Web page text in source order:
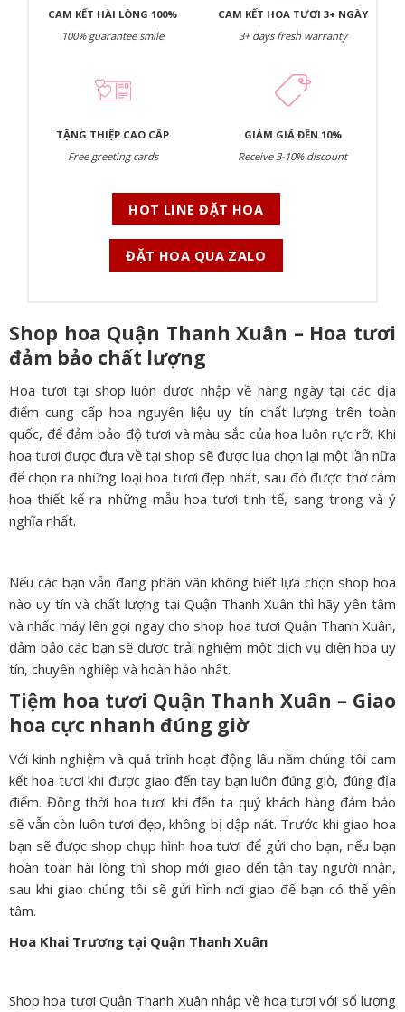
CAM KẾT HÀI LÒNG 100%
100% guarantee smile
CAM KẾT HOA TƯƠI 3+ NGÀY
3+ days fresh warranty
TẶNG THIỆP CAO CẤP
Free greeting cards
GIẢM GIÁ ĐẾN 10%
Receive 3-10% discount
HOT LINE ĐẶT HOA
ĐẶT HOA QUA ZALO
Shop hoa Quận Thanh Xuân – Hoa tươi
đảm bảo chất lượng
Hoa tươi tại shop luôn được nhập về hàng ngày tại các địa
điểm cung cấp hoa nguyên liệu uy tín chất lượng trên toàn
quốc, để đảm bảo độ tươi và màu sắc của hoa luôn rực rỡ. Khi
hoa tươi được đưa về tại shop sẽ được lụa chọn lại một lần nữa
để chọn ra những loại hoa tươi đẹp nhất, sau đó được thờ cắm
hoa thiết kế ra những mẫu hoa tươi tinh tế, sang trọng và ý
nghĩa nhất.
Nếu các bạn vẫn đang phân vân không biết lựa chọn shop hoa
nào uy tín và chất lượng tại Quận Thanh Xuân thì hãy yên tâm
và nhấc máy lên gọi ngay cho shop hoa tươi Quận Thanh Xuân,
đảm bảo các bạn sẽ được trải nghiệm một dịch vụ điện hoa uy
tín, chuyên nghiệp và hoàn hảo nhất.
Tiệm hoa tươi Quận Thanh Xuân – Giao
hoa cực nhanh đúng giờ
Với kinh nghiệm và quá trình hoạt động lâu năm chúng tôi cam
kết hoa tươi khi được giao đến tay bạn luôn đúng giờ, đúng địa
điểm. Đồng thời hoa tươi khi đến ta quý khách hàng đảm bảo
sẽ vẫn còn luôn tươi đẹp, không bị dập nát. Trước khi giao hoa
bạn sẽ được shop chụp hình hoa tươi để gửi cho bạn, nếu bạn
hoàn toàn hài lòng thì shop mới giao đến tận tay người nhận,
sau khi giao chúng tôi sẽ gửi hình nơi giao để bạn có thể yên
tâm.
Hoa Khai Trương tại Quận Thanh Xuân
Shop hoa tươi Quận Thanh Xuân nhập về hoa tươi với số lượng